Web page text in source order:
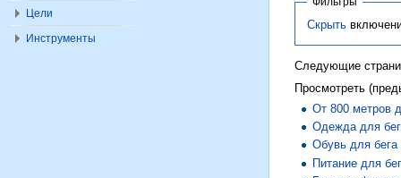
Скрыть
Следующие
Просмотреть
От 800 метров
Одежда для
Обувь для бега
Питание для
Цели
Инструменты